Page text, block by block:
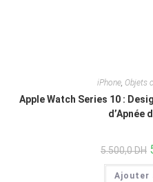
iPhone, Objets
Apple Watch Series 10 :
d’Apnée
5.500,0DH
Ajouter